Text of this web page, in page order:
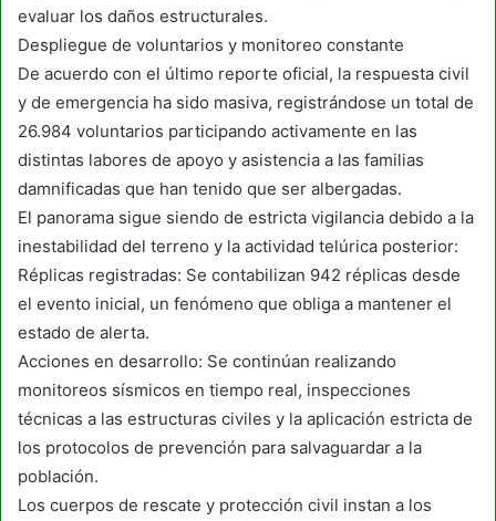
evaluar los daños estructurales.
Despliegue de voluntarios y monitoreo constante
De acuerdo con el último reporte oficial, la respuesta civil
y de emergencia ha sido masiva, registrándose un total de
26.984 voluntarios participando activamente en las
distintas labores de apoyo y asistencia a las familias
damnificadas que han tenido que ser albergadas.
El panorama sigue siendo de estricta vigilancia debido a la
inestabilidad del terreno y la actividad telúrica posterior:
Réplicas registradas: Se contabilizan 942 réplicas desde
el evento inicial, un fenómeno que obliga a mantener el
estado de alerta.
Acciones en desarrollo: Se continúan realizando
monitoreos sísmicos en tiempo real, inspecciones
técnicas a las estructuras civiles y la aplicación estricta de
los protocolos de prevención para salvaguardar a la
población.
Los cuerpos de rescate y protección civil instan a los